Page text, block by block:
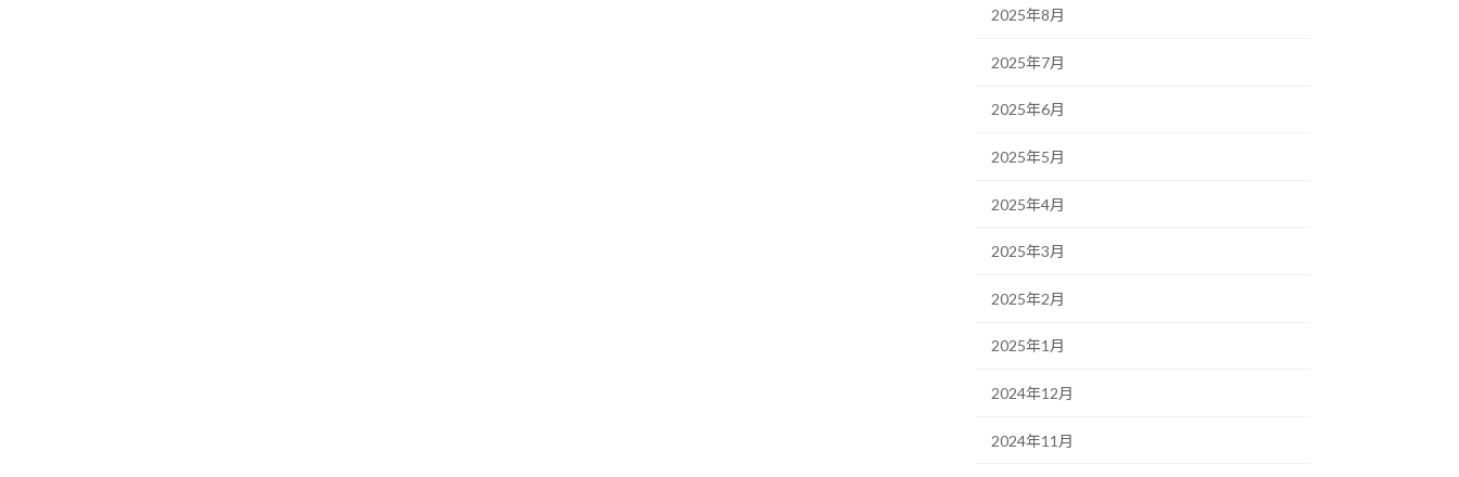
2025年8月
2025年7月
2025年6月
2025年5月
2025年4月
2025年3月
2025年2月
2025年1月
2024年12月
2024年11月